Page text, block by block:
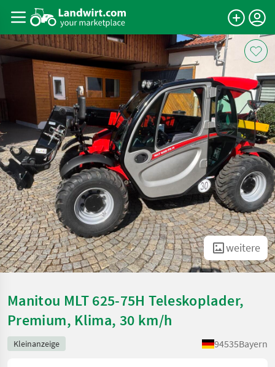
weitere
Manitou MLT 625-75H Teleskoplader,
Premium, Klima, 30 km/h
Kleinanzeige 94535Bayern